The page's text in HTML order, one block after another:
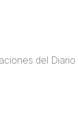
del